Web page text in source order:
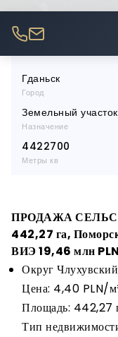
Гданьск
Город
Земельный участок
Назначение
4422700
Метры кв
ПРОДАЖА
442,27 га,
ВИЭ 19,46 млн PLN
Округ
Цена: 4,40 PLN/
Площадь:
Тип